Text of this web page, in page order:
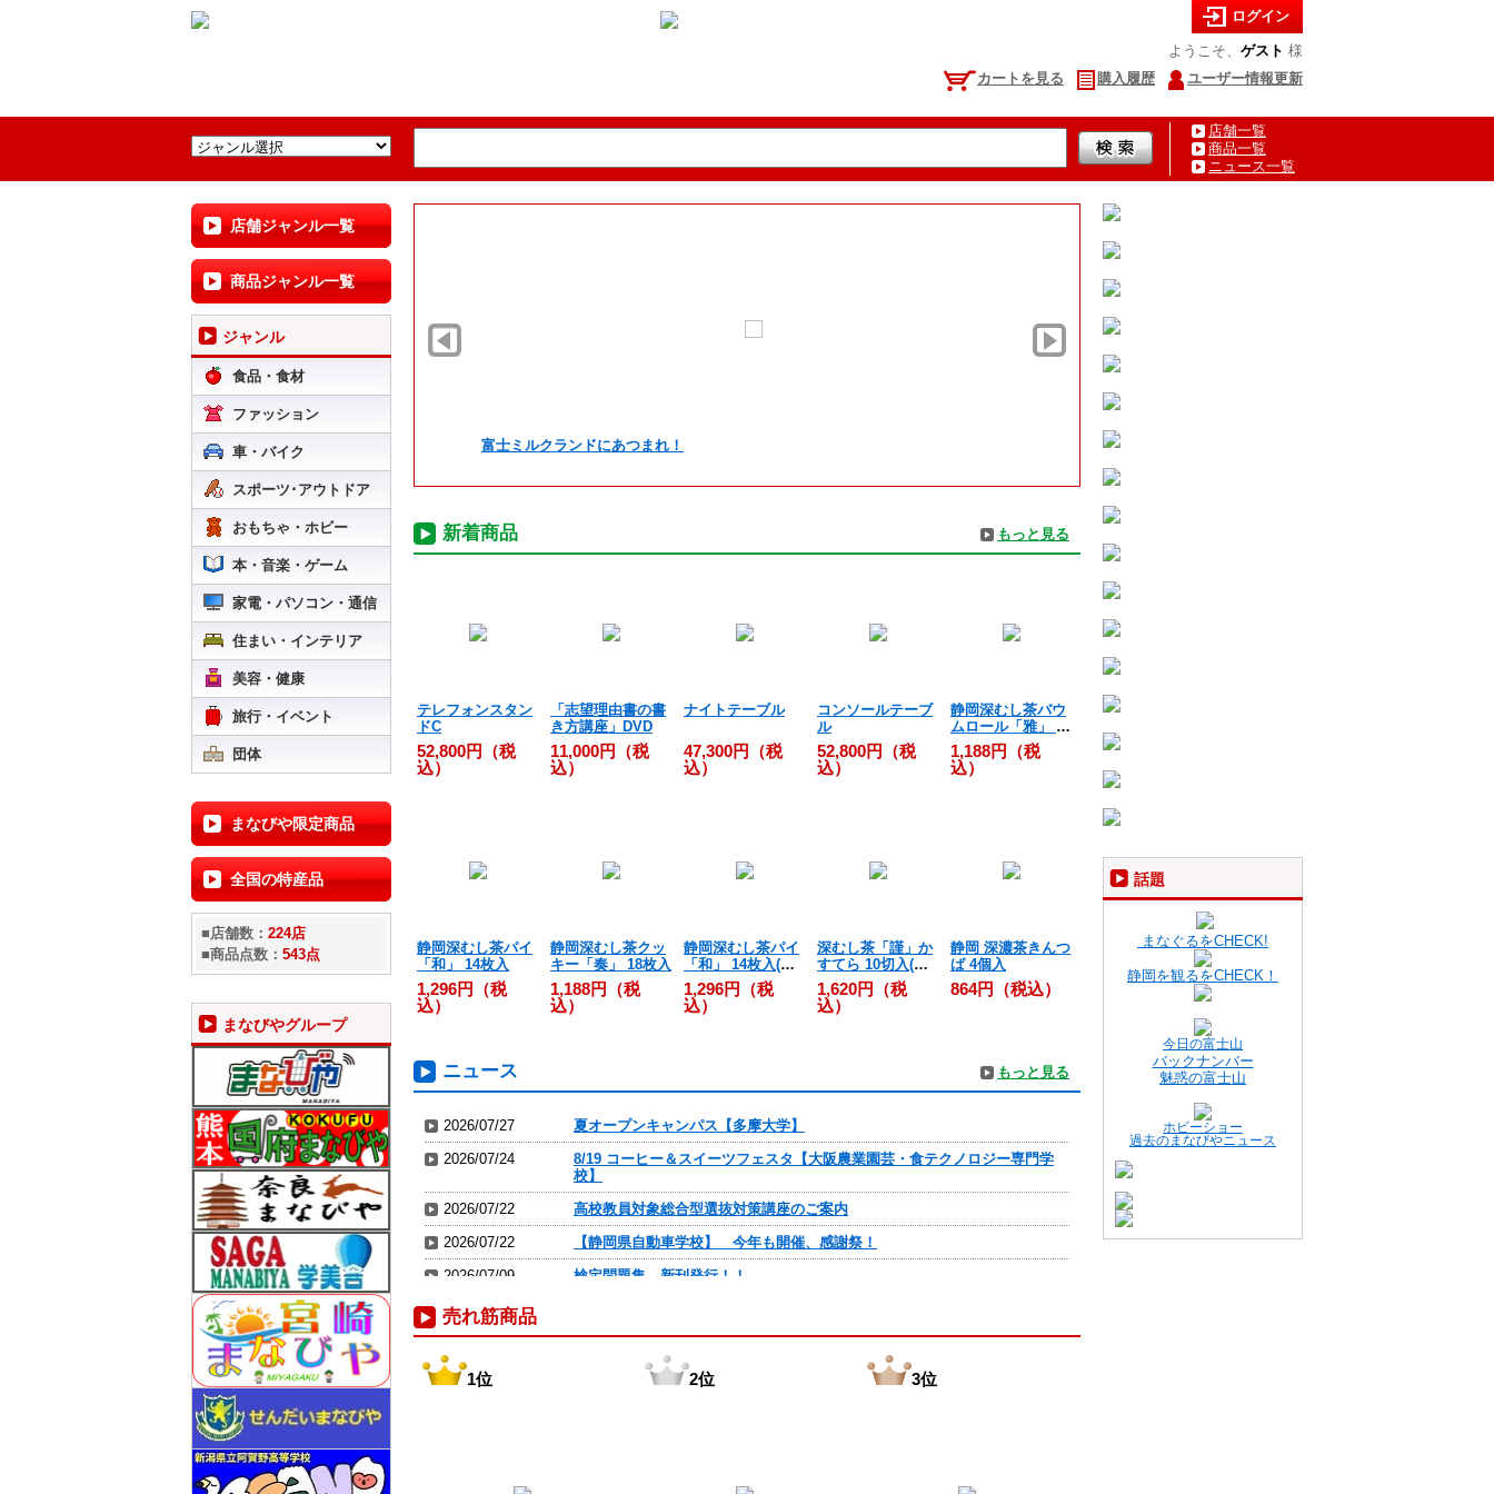
ログイン
ようこそ、 ゲスト 様
カートを見る
購入履歴 ユーザー情報更新
店舗一覧
商品一覧
ニュース一覧
店舗ジャンル一覧
商品ジャンル一覧
ジャンル
食品・食材
ファッション
車・バイク
スポーツ･アウトドア
おもちゃ・ホビー
本・音楽・ゲーム
家電・パソコン・通信
住まい・インテリア
美容・健康
旅行・イベント
団体
まなびや限定商品
全国の特産品
■店舗数： 224店
■商品点数： 543点
まなびやグループ
富士ミルクランドにあつまれ！ 夏の海鮮ギフト特集
新着商品 もっと見る
テレフォンスタン
ドC
52,800円（税
込）
「志望理由書の書
き方講座」DVD
11,000円（税
込）
ナイトテーブル
47,300円（税
込）
コンソールテーブ
ル
52,800円（税
込）
静岡深むし茶バウ
ムロール「雅」 10
個入
1,188円（税
込）
静岡深むし茶パイ
「和」 14枚入
1,296円（税
込）
静岡深むし茶クッ
キー「奏」 18枚入
1,188円（税
込）
静岡深むし茶パイ
「和」 14枚入(沖
縄用)
1,296円（税
込）
深むし茶「謹」か
すてら 10切入(沖
縄用)
1,620円（税
込）
静岡 深濃茶きんつ
ば 4個入
864円（税込）
ニュース もっと見る
2026/07/27
夏オープンキャンパス【多摩大学】
2026/07/24
8/19 コーヒー＆スイーツフェスタ【大阪農業園芸・食テクノロジー専門学
校】
2026/07/22
高校教員対象総合型選抜対策講座のご案内
2026/07/22
【静岡県自動車学校】 今年も開催、感謝祭！
2026/07/09
検定問題集 新刊発行！！
2026/07/09
2026/07/02
第64回静岡ホビーショーに参加しました！
2026/07/02
OBCが新リース会計基準対応セミナーを開催
売れ筋商品
1位 2位 3位
話題
まなぐるをCHECK!
静岡を観るをCHECK！
今日の富士山
バックナンバー
魅惑の富士山
ホビーショー
過去のまなびやニュース